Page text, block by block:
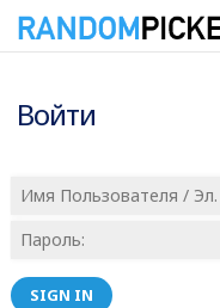
Войти
SIGN IN